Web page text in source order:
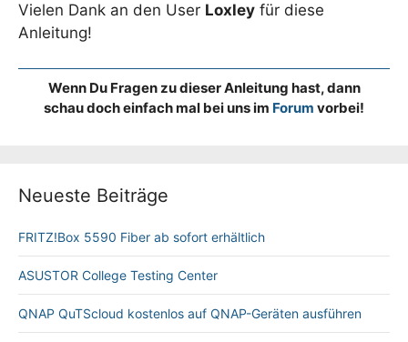
Vielen Dank an den User Loxley für diese
Anleitung!
Wenn Du Fragen zu dieser Anleitung hast, dann
schau doch einfach mal bei uns im Forum vorbei!
Neueste Beiträge
FRITZ!Box 5590 Fiber ab sofort erhältlich
ASUSTOR College Testing Center
QNAP QuTScloud kostenlos auf QNAP-Geräten ausführen